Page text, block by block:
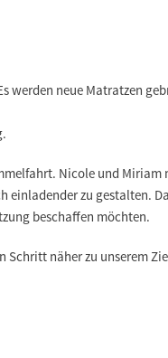
werden neue Matratzen
Nicole und Miriam
zu gestalten.
beschaffen möchten.
näher zu unserem